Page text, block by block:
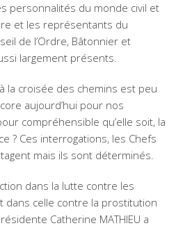
personnalités du monde civil et
et les représentants du
de l’Ordre, Bâtonnier et
largement présents.
la croisée des chemins est peu
aujourd’hui pour nos
compréhensible qu’elle soit, la
? Ces interrogations, les Chefs
mais ils sont déterminés.
dans la lutte contre les
dans celle contre la prostitution
Catherine MATHIEU a